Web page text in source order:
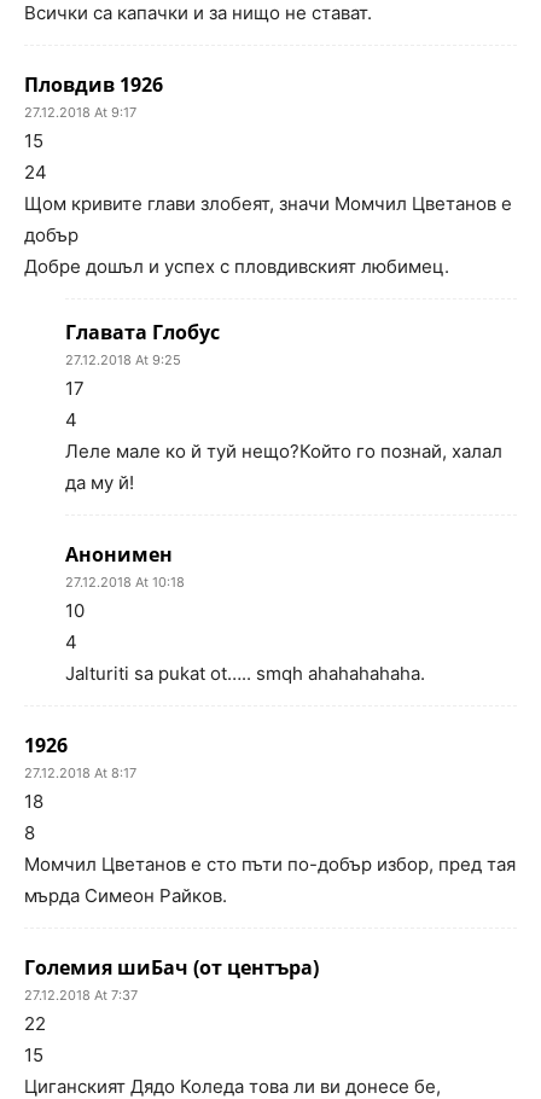
Всички са капачки и за нищо не стават.
Пловдив 1926
27.12.2018 At 9:17
15
24
Щом кривите глави злобеят, значи Момчил Цветанов е
добър
Добре дошъл и успех с пловдивският любимец.
Главата Глобус
27.12.2018 At 9:25
17
4
Леле мале ко й туй нещо?Който го познай, халал
да му й!
Анонимен
27.12.2018 At 10:18
10
4
Jalturiti sa pukat ot….. smqh ahahahahaha.
1926
27.12.2018 At 8:17
18
8
Момчил Цветанов е сто пъти по-добър избор, пред тая
мърда Симеон Райков.
Големия шиБач (от центъра)
27.12.2018 At 7:37
22
15
Циганският Дядо Коледа това ли ви донесе бе,